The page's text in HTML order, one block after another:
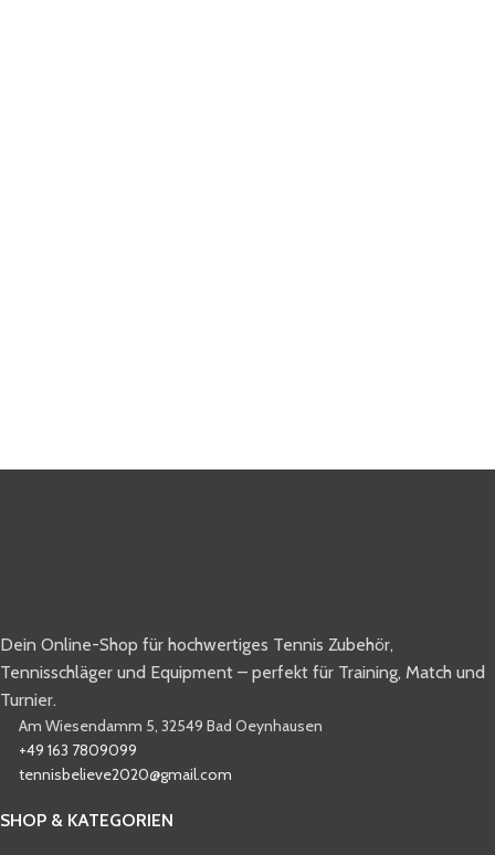
Dein Online-Shop für hochwertiges Tennis Zubehör,
Tennisschläger und Equipment – perfekt für Training, Match und
Turnier.
Am Wiesendamm 5, 32549 Bad Oeynhausen
+49 163 7809099
tennisbelieve2020@gmail.com
SHOP & KATEGORIEN